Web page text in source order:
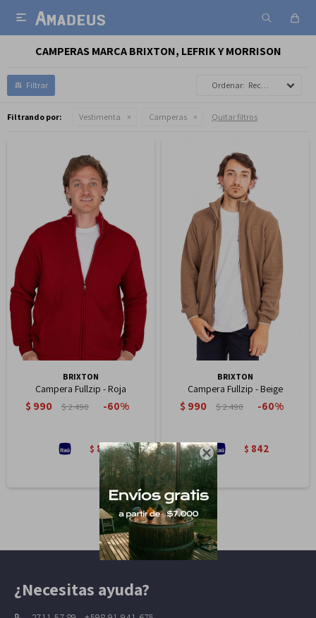


CAMPERAS MARCA BRIXTON, LEFRIK Y MORRISON
Recomendados
Filtrando por: Vestimenta Camperas Quitar filtros
BRIXTON
Campera Fullzip - Roja
$990 $2.490 60
$ 842
BRIXTON
Campera Fullzip - Beige
$990 $2.490 60
$ 842
¿Necesitas ayuda?